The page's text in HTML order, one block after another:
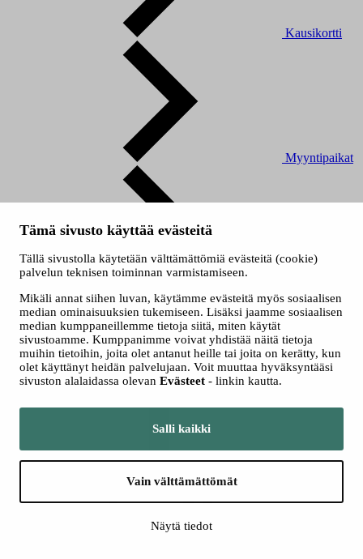
Tämä sivusto käyttää evästeitä
Tällä sivustolla käytetään välttämättömiä evästeitä (cookie)
palvelun teknisen toiminnan varmistamiseen.
Mikäli annat siihen luvan, käytämme evästeitä myös sosiaalisen
median ominaisuuksien tukemiseen. Lisäksi jaamme sosiaalisen
median kumppaneillemme tietoja siitä, miten käytät
sivustoamme. Kumppanimme voivat yhdistää näitä tietoja
muihin tietoihin, joita olet antanut heille tai joita on kerätty, kun
olet käyttänyt heidän palvelujaan. Voit muuttaa hyväksyntääsi
sivuston alalaidassa olevan Evästeet - linkin kautta.
Salli kaikki
Vain välttämättömät
Näytä tiedot
Kausikortti
Myyntipaikat
Seuraa meitä somessa
Facebook